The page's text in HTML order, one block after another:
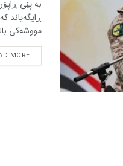
بە پێی
ڕایگەیاند
مووشەکی
MORE